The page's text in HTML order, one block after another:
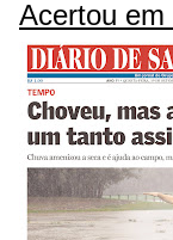
Acertou em